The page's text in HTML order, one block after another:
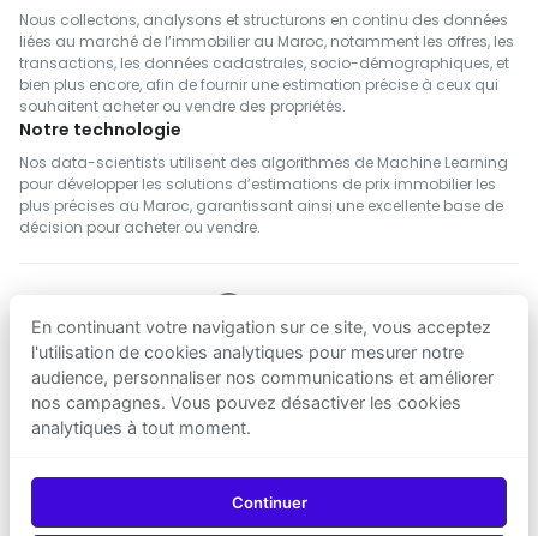
Nous collectons, analysons et structurons en continu des données
liées au marché de l’immobilier au Maroc, notamment les offres, les
transactions, les données cadastrales, socio-démographiques, et
bien plus encore, afin de fournir une estimation précise à ceux qui
souhaitent acheter ou vendre des propriétés.
Notre technologie
Nos data-scientists utilisent des algorithmes de Machine Learning
pour développer les solutions d’estimations de prix immobilier les
plus précises au Maroc, garantissant ainsi une excellente base de
décision pour acheter ou vendre.
SUIVEZ NOUS
Telecharger sur
App Store
Telecharger sur
© 2026Agenz— Tous droits réservés.
En continuant votre navigation sur ce site, vous acceptez
l'utilisation de cookies analytiques pour mesurer notre
audience, personnaliser nos communications et améliorer
nos campagnes. Vous pouvez désactiver les cookies
analytiques à tout moment.
Continuer